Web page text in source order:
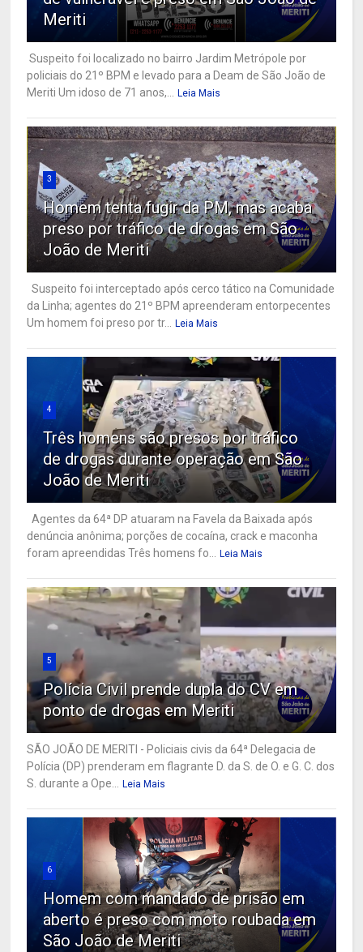
Meriti
Suspeito foi localizado no bairro Jardim Metrópole por
policiais do 21º BPM e levado para a Deam de São João de
Meriti Um idoso de 71 anos,... Leia Mais
3
Homem tenta fugir da PM, mas acaba
preso por tráfico de drogas em São
João de Meriti
Suspeito foi interceptado após cerco tático na Comunidade
da Linha; agentes do 21º BPM apreenderam entorpecentes
Um homem foi preso por tr... Leia Mais
4
Três homens são presos por tráfico
de drogas durante operação em São
João de Meriti
Agentes da 64ª DP atuaram na Favela da Baixada após
denúncia anônima; porções de cocaína, crack e maconha
foram apreendidas Três homens fo... Leia Mais
5
Polícia Civil prende dupla do CV em
ponto de drogas em Meriti
SÃO JOÃO DE MERITI - Policiais civis da 64ª Delegacia de
Polícia (DP) prenderam em flagrante D. da S. de O. e G. C. dos
S. durante a Ope... Leia Mais
6
Homem com mandado de prisão em
aberto é preso com moto roubada em
São João de Meriti